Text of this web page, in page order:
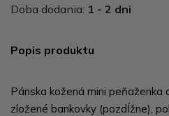
Doba dodania: 1 - 2 dni
Popis produktu
Pánska kožená mini peňaženka
zložené bankovky (pozdĺžne),